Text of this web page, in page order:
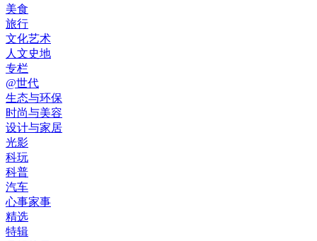
美食
旅行
文化艺术
人文史地
专栏
@世代
生态与环保
时尚与美容
设计与家居
光影
科玩
科普
汽车
心事家事
精选
特辑